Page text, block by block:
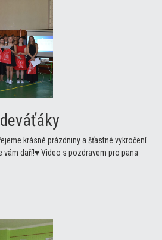
krásné prázdniny a šťastné vykročení
vám daří!♥ Video s pozdravem pro pana